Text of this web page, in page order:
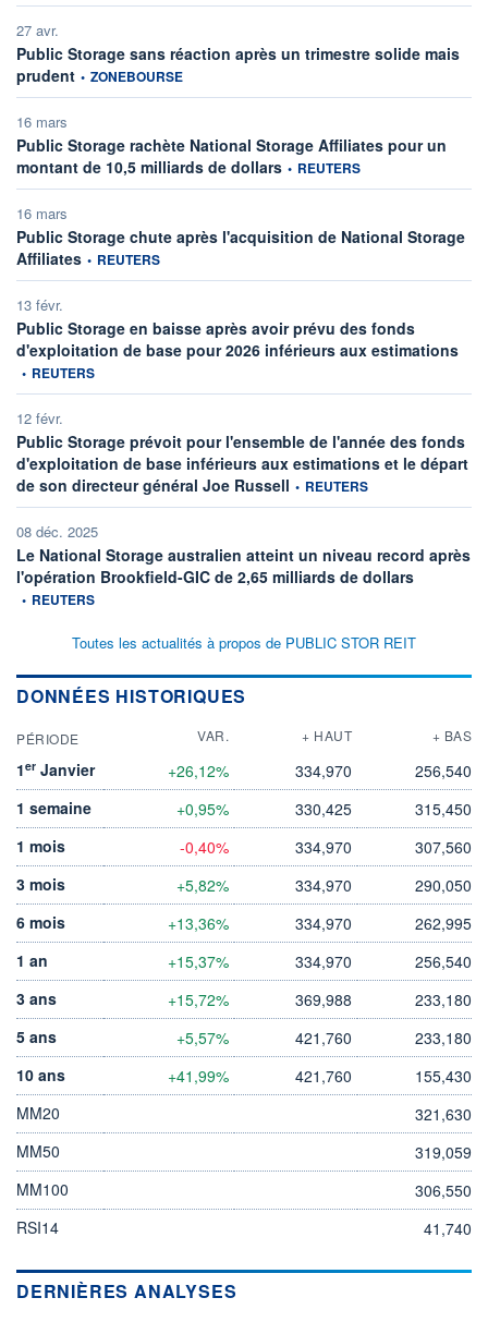
27 avr.
Public Storage sans réaction après un trimestre solide mais
prudentinformation fournie par
• ZONEBOURSE
16 mars
Public Storage rachète National Storage Affiliates pour un
montant de 10,5 milliards de dollars information fournie par
• REUTERS
16 mars
Public Storage chute après l'acquisition de National Storage
Affiliates information fournie par
• REUTERS
13 févr.
Public Storage en baisse après avoir prévu des fonds
d'exploitation de base pour 2026 inférieurs aux estimations
• REUTERS
12 févr.
Public Storage prévoit pour l'ensemble de l'année des fonds
d'exploitation de base inférieurs aux estimations et le départ
de son directeur général Joe Russell information fournie par
• REUTERS
08 déc. 2025
Le National Storage australien atteint un niveau record après
l'opération Brookfield-GIC de 2,65 milliards de dollars
• REUTERS
Toutes les actualités à propos de PUBLIC STOR REIT
DONNÉES HISTORIQUES
PÉRIODE VAR. + HAUT + BAS
1er Janvier +26,12% 334,970
256,540
1 semaine
+0,95% 330,425
315,450
1 mois
-0,40% 334,970
307,560
3 mois
+5,82% 334,970
290,050
6 mois
+13,36% 334,970
262,995
1 an
+15,37% 334,970
256,540
3 ans
+15,72% 369,988
233,180
5 ans
+5,57% 421,760
233,180
10 ans
+41,99% 421,760
155,430
MM20
321,630
MM50
319,059
MM100
306,550
RSI14
41,740
DERNIÈRES ANALYSES